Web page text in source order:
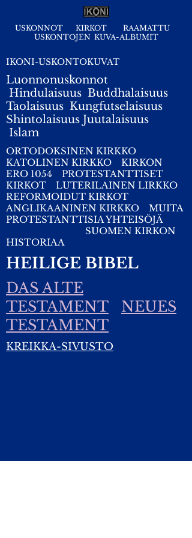
USKONNOT KIRKOT
RAAMATTU
USKONTOJEN KUVA-ALBUMIT
IKONI-USKONTOKUVAT
Luonnonuskonnot
Hindulaisuus Buddhalaisuus
Taolaisuus Kungfutselaisuus
Shintolaisuus Juutalaisuus
Islam
ORTODOKSINEN KIRKKO
KATOLINEN KIRKKO
KIRKON
ERO 1054
PROTESTANTTISET
KIRKOT
LUTERILAINEN LIRKKO
REFORMOIDUT KIRKOT
ANGLIKAANINEN KIRKKO
MUITA
PROTESTANTTISIA YHTEISÖJÄ
SUOMEN KIRKON
HISTORIAA
HEILIGE BIBEL
DAS ALTE
TESTAMENT
NEUES
TESTAMENT
KREIKKA-SIVUSTO